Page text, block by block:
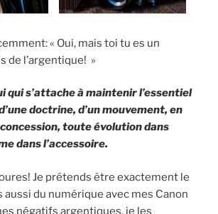
« Oui, mais toi tu es un
de l’argentique! »
qui s’attache à maintenir l’essentiel
doctrine, d’un mouvement, en
toute évolution dans
dans l’accessoire.
Je prétends être exactement le
aussi du numérique avec mes Canon
négatifs argentiques, je les